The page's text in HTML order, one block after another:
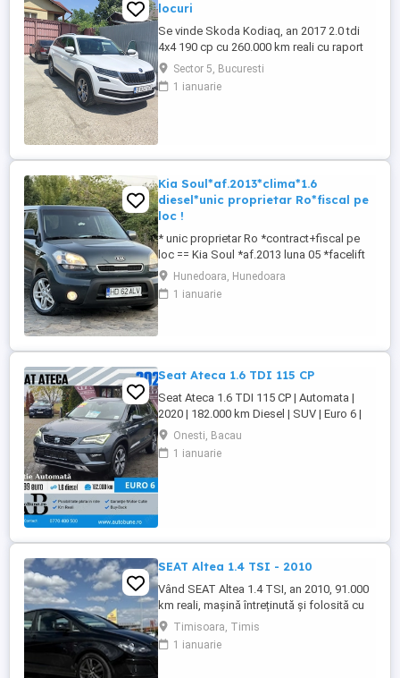
locuri
Se vinde Skoda Kodiaq, an 2017 2.0 tdi
4x4 190 cp cu 260.000 km reali cu raport
car vertical. La 253.000 km s-a efectuat
revizie cu facturi la: ulei+filtre, plăcute
frână, rulment spate, schimbat ulei dsg ,
Sector 5, Bucuresti
1 ianuarie
Kia Soul*af.2013*clima*1.6
diesel*unic proprietar Ro*fiscal pe
loc !
* unic proprietar Ro *contract+fiscal pe
loc == Kia Soul *af.2013 luna 05 *facelift
== 1.6 diesel CRDI 16 valve *unic
proprietar pe brif == auto de nefumator
*85 kw 116 cp *euro 5 == km:224.968
control *senzori de parcare == ...
Hunedoara, Hunedoara
1 ianuarie
Seat Ateca 1.6 TDI 115 CP
Seat Ateca 1.6 TDI 115 CP | Automata |
2020 | 182.000 km Diesel | SUV | Euro 6 |
Pret: 17.499 Dotari Premium Line: Dublu
Climatronic + incalzire scaune Navigatie
mare + ceasuri digitale Faruri LED + lumini
Onesti, Bacau
1 ianuarie
SEAT Altea 1.4 TSI - 2010
Vând SEAT Altea 1.4 TSI, an 2010, 91.000
km reali, mașină întreținută și folosită cu
grijă. Motor 1.4 TSI, confortabilă,
spațioasă și economică, ideală atât
pentru oraș cât și pentru drumuri lungi.
Timisoara, Timis
1 ianuarie